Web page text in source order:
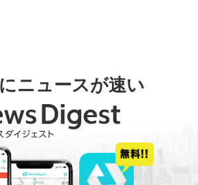
ニュースが速い